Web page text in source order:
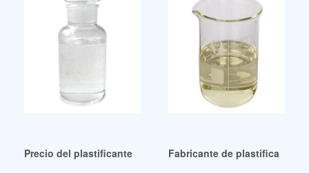
Precio del plastificante doa – Fabricantes, proveedores y
Fabricante de plastificantes